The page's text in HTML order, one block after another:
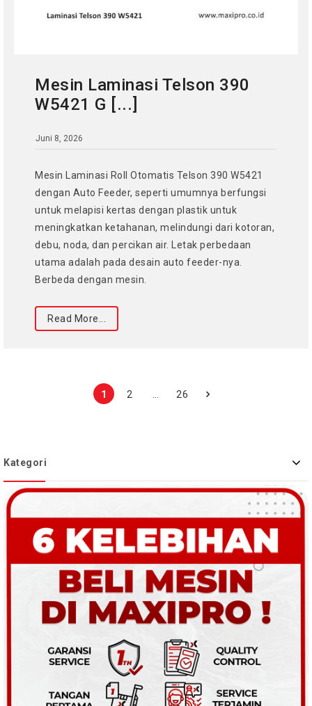
Mesin Laminasi Telson 390
W5421 G [...]
Juni 8, 2026
Mesin Laminasi Roll Otomatis Telson 390 W5421
dengan Auto Feeder, seperti umumnya berfungsi
untuk melapisi kertas dengan plastik untuk
meningkatkan ketahanan, melindungi dari kotoran,
debu, noda, dan percikan air. Letak perbedaan
utama adalah pada desain auto feeder-nya.
Berbeda dengan mesin.
Read More...
1 2 26
Kategori